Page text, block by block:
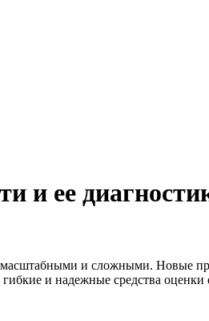
и ее
масштабными и сложными. Новые
и надежные средства оценки